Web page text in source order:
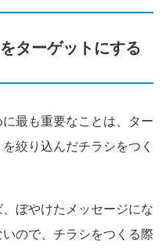
ターゲットにする
最も重要なことは、ター
絞り込んだチラシをつく
ぼやけたメッセージにな
ので、チラシをつくる際